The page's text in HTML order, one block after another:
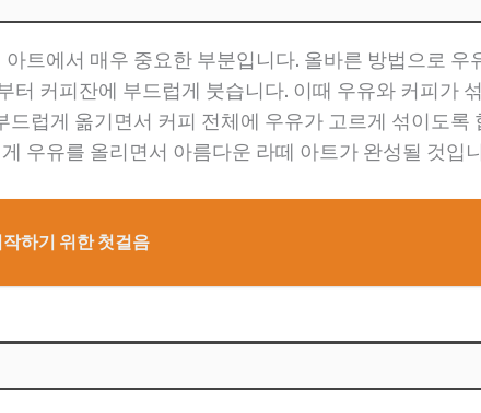
트에서 매우 중요한 부분입니다. 올바른 방법으로
터 커피잔에 부드럽게 붓습니다. 이때 우유와 커피가
드럽게 옮기면서 커피 전체에 우유가 고르게 섞이도
우유를 올리면서 아름다운 라떼 아트가 완성될 것입
하기 위한 첫걸음